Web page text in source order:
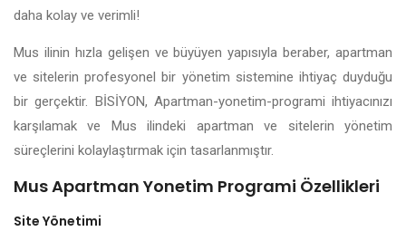
daha kolay ve verimli!
Mus ilinin hızla gelişen ve büyüyen yapısıyla beraber, apartman
ve sitelerin profesyonel bir yönetim sistemine ihtiyaç duyduğu
bir gerçektir. BİSİYON, Apartman-yonetim-programi ihtiyacınızı
karşılamak ve Mus ilindeki apartman ve sitelerin yönetim
süreçlerini kolaylaştırmak için tasarlanmıştır.
Mus Apartman Yonetim Programi Özellikleri
Site Yönetimi